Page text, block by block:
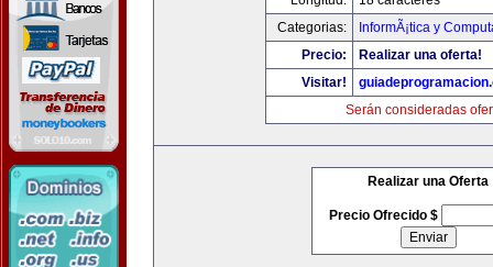
Categorias:
InformÃ¡tica y
Precio:
Realizar una oferta!
Visitar!
Serán consideradas
Realizar una Oferta
Precio Ofrecido $